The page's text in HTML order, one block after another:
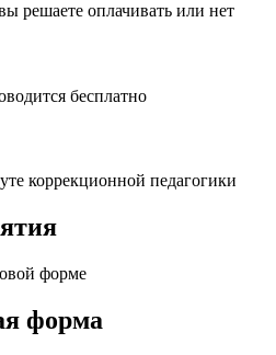
решаете оплачивать или нет
бесплатно
коррекционной педагогики
форме
форма